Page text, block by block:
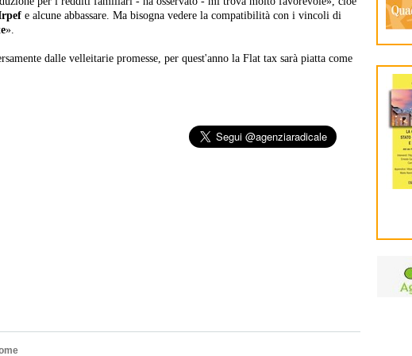
e alcune abbassare. Ma bisogna vedere la compatibilità con i vincoli di
».
dalle velleitarie promesse, per quest'anno la Flat tax sarà piatta come